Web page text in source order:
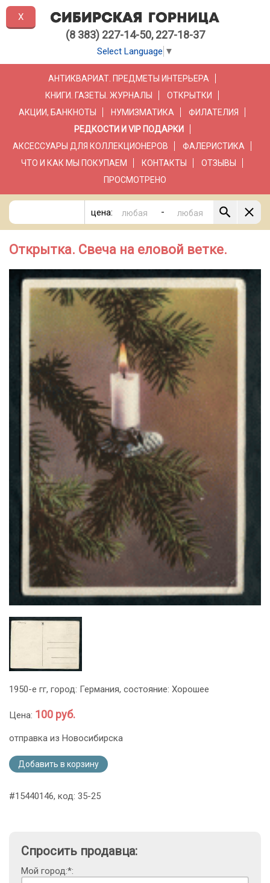
(8 383) 227-14-50, 227-18-37
Select Language ▼
АНТИКВАРИАТ. ПРЕДМЕТЫ ИНТЕРЬЕРА
КНИГИ. ГАЗЕТЫ. ЖУРНАЛЫ
ОТКРЫТКИ
АКЦИИ, БАНКНОТЫ
НУМИЗМАТИКА
ФИЛАТЕЛИЯ
РЕДКОСТИ И VIP ПОДАРКИ
АКСЕССУАРЫ ДЛЯ КОЛЛЕКЦИОНЕРОВ
ФАЛЕРИСТИКА
ЧТО И КАК МЫ ПОКУПАЕМ
КОНТАКТЫ
ОТЗЫВЫ
ПРОСМОТРЕНО
цена: -
Открытка. Свеча на еловой ветке.
1950-е гг, город: Германия, состояние: Хорошее
Цена: 100 руб.
отправка из Новосибирска
Добавить в корзину
#15440146, код: 35-25
Спросить продавца:
Мой город:*:
X